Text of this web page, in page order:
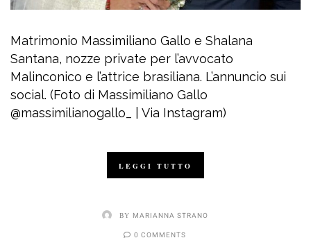
Matrimonio Massimiliano Gallo e Shalana
Santana, nozze private per l’avvocato
Malinconico e l’attrice brasiliana. L’annuncio sui
social. (Foto di Massimiliano Gallo
@massimilianogallo_ | Via Instagram)
LEGGI TUTTO
BY MARIANNA STRANO
0 COMMENTS